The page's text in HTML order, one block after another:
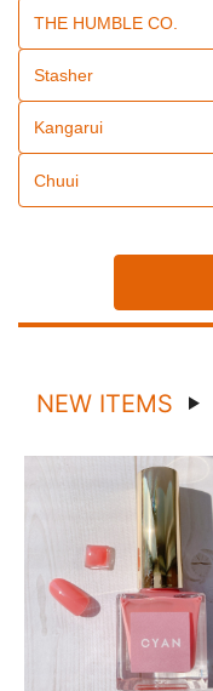
THE HUMBLE CO.
Stasher
Kangarui
Chuui
NEW ITEMS